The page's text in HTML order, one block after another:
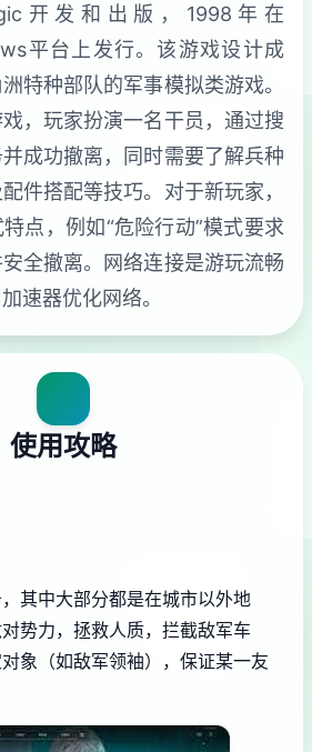
开发和出版，1998年在
平台上发行。该游戏设计成
特种部队的军事模拟类游戏。
，玩家扮演一名干员，通过搜
成功撤离，同时需要了解兵种
件搭配等技巧。对于新玩家，
点，例如“危险行动”模式要求
全撤离。网络连接是游玩流畅
速器优化网络。
使用攻略
其中大部分都是在城市以外地
势力，拯救人质，拦截敌军车
象（如敌军领袖），保证某一友